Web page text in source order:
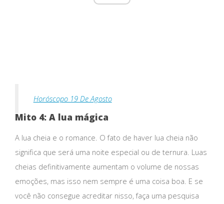
Horóscopo 19 De Agosto
Mito 4: A lua mágica
A lua cheia e o romance. O fato de haver lua cheia não
significa que será uma noite especial ou de ternura. Luas
cheias definitivamente aumentam o volume de nossas
emoções, mas isso nem sempre é uma coisa boa. E se
você não consegue acreditar nisso, faça uma pesquisa